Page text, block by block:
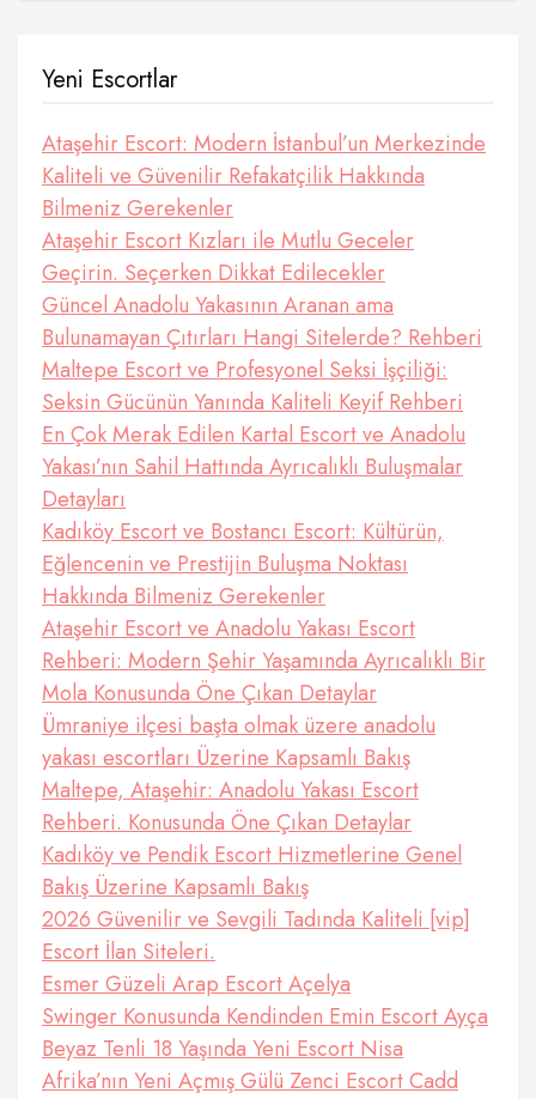
Yeni Escortlar
Ataşehir Escort: Modern İstanbul’un Merkezinde
Kaliteli ve Güvenilir Refakatçilik Hakkında
Bilmeniz Gerekenler
Ataşehir Escort Kızları ile Mutlu Geceler
Geçirin. Seçerken Dikkat Edilecekler
Güncel Anadolu Yakasının Aranan ama
Bulunamayan Çıtırları Hangi Sitelerde? Rehberi
Maltepe Escort ve Profesyonel Seksi İşçiliği:
Seksin Gücünün Yanında Kaliteli Keyif Rehberi
En Çok Merak Edilen Kartal Escort ve Anadolu
Yakası’nın Sahil Hattında Ayrıcalıklı Buluşmalar
Detayları
Kadıköy Escort ve Bostancı Escort: Kültürün,
Eğlencenin ve Prestijin Buluşma Noktası
Hakkında Bilmeniz Gerekenler
Ataşehir Escort ve Anadolu Yakası Escort
Rehberi: Modern Şehir Yaşamında Ayrıcalıklı Bir
Mola Konusunda Öne Çıkan Detaylar
Ümraniye ilçesi başta olmak üzere anadolu
yakası escortları Üzerine Kapsamlı Bakış
Maltepe, Ataşehir: Anadolu Yakası Escort
Rehberi. Konusunda Öne Çıkan Detaylar
Kadıköy ve Pendik Escort Hizmetlerine Genel
Bakış Üzerine Kapsamlı Bakış
2026 Güvenilir ve Sevgili Tadında Kaliteli [vip]
Escort İlan Siteleri.
Esmer Güzeli Arap Escort Açelya
Swinger Konusunda Kendinden Emin Escort Ayça
Beyaz Tenli 18 Yaşında Yeni Escort Nisa
Afrika’nın Yeni Açmış Gülü Zenci Escort Cadd